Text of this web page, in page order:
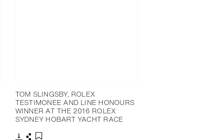
TOM SLINGSBY, ROLEX
TESTIMONEE AND LINE HONOURS
WINNER AT THE 2016 ROLEX
SYDNEY HOBART YACHT RACE